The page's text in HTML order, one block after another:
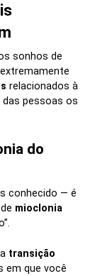
sonhos de
relacionados à
pessoas os
do
conhecido — é
mioclonia
transição
em que você